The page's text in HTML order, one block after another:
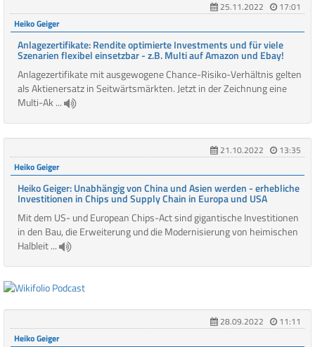
25.11.2022
17:01
Heiko Geiger
Anlagezertifikate: Rendite optimierte Investments und für viele
Szenarien flexibel einsetzbar - z.B. Multi auf Amazon und Ebay!
Anlagezertifikate mit ausgewogene Chance-Risiko-Verhältnis gelten
als Aktienersatz in Seitwärtsmärkten. Jetzt in der Zeichnung eine
Multi-Ak ...
21.10.2022
13:35
Heiko Geiger
Heiko Geiger: Unabhängig von China und Asien werden - erhebliche
Investitionen in Chips und Supply Chain in Europa und USA
Mit dem US- und European Chips-Act sind gigantische Investitionen
in den Bau, die Erweiterung und die Modernisierung von heimischen
Halbleit ...
28.09.2022
11:11
Heiko Geiger